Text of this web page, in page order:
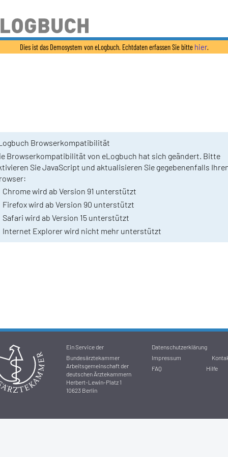
Dies ist das Demosystem von eLogbuch. Echtdaten erfassen Sie bitte hier.
Browserkompatibilität
Browserkompatibilität von eLogbuch hat sich geändert. Bitte
Sie JavaScript und aktualisieren Sie gegebenenfalls
Chrome wird ab Version 91 unterstützt
Firefox wird ab Version 90 unterstützt
Safari wird ab Version 15 unterstützt
Internet Explorer wird nicht mehr unterstützt
Ein Service der
Bundesärztekammer
Arbeitsgemeinschaft der
deutschen Ärztekammern
Herbert-Lewin-Platz 1
10623 Berlin
Datenschutzerklärung
Impressum
FAQ
Hilfe